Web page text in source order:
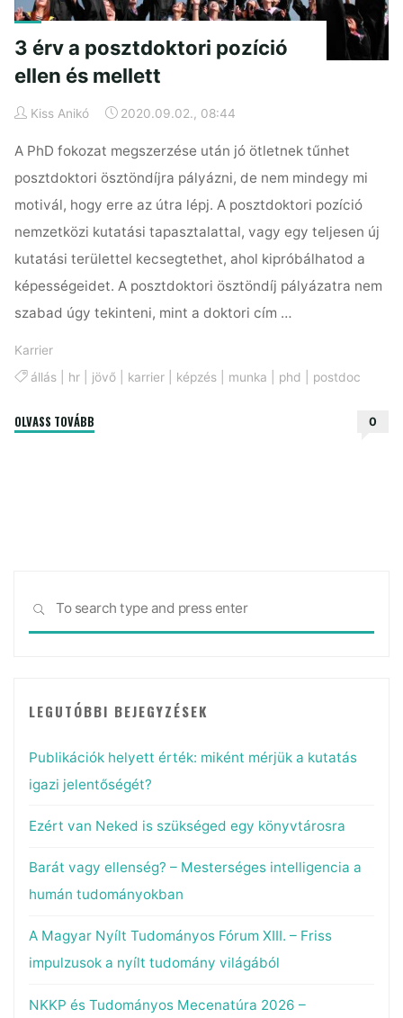
vehetsz!"
3 érv a posztdoktori pozíció
ellen és mellett
Kiss Anikó 2020.09.02., 08:44
A PhD fokozat megszerzése után jó ötletnek tűnhet
posztdoktori ösztöndíjra pályázni, de nem mindegy mi
motivál, hogy erre az útra lépj. A posztdoktori pozíció
nemzetközi kutatási tapasztalattal, vagy egy teljesen új
kutatási területtel kecsegtethet, ahol kipróbálhatod a
képességeidet. A posztdoktori ösztöndíj pályázatra nem
szabad úgy tekinteni, mint a doktori cím …
Karrier
állás| hr| jövő| karrier| képzés| munka phd postdoc
OLVASS TOVÁBB 0
SEARCH
LEGUTÓBBI BEJEGYZÉSEK
Publikációk helyett érték: miként mérjük a kutatás
igazi jelentőségét?
Ezért van Neked is szükséged egy könyvtárosra
Barát vagy ellenség? – Mesterséges intelligencia a
humán tudományokban
A Magyar Nyílt Tudományos Fórum XIII. – Friss
impulzusok a nyílt tudomány világából
NKKP és Tudományos Mecenatúra 2026 –